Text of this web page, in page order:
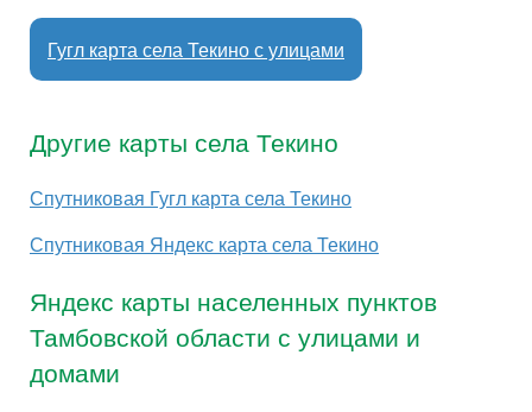
Гугл карта села Текино с улицами
Другие карты села Текино
Спутниковая Гугл карта села Текино
Спутниковая Яндекс карта села Текино
Яндекс карты населенных пунктов
Тамбовской области с улицами и
домами